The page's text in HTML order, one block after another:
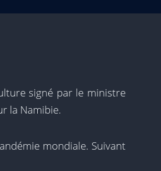
signé par le ministre
la Namibie.
mondiale. Suivant